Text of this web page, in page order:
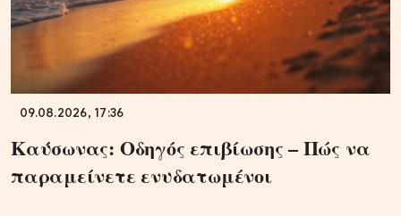
09.08.2026, 17:36
Καύσωνας: Οδηγός επιβίωσης – Πώς να
παραμείνετε ενυδατωμένοι